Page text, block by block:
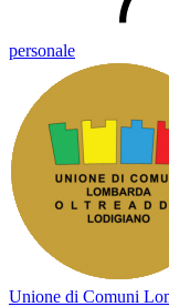
personale
Unione di Comuni